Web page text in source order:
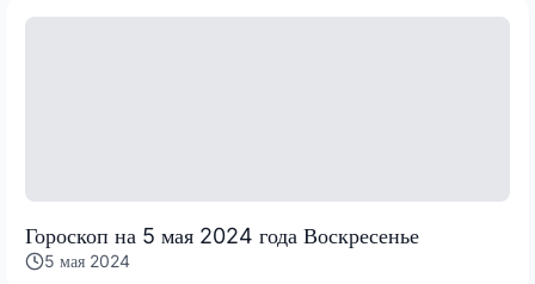
Гороскоп на 5 мая 2024 года Воскресенье
5 мая 2024